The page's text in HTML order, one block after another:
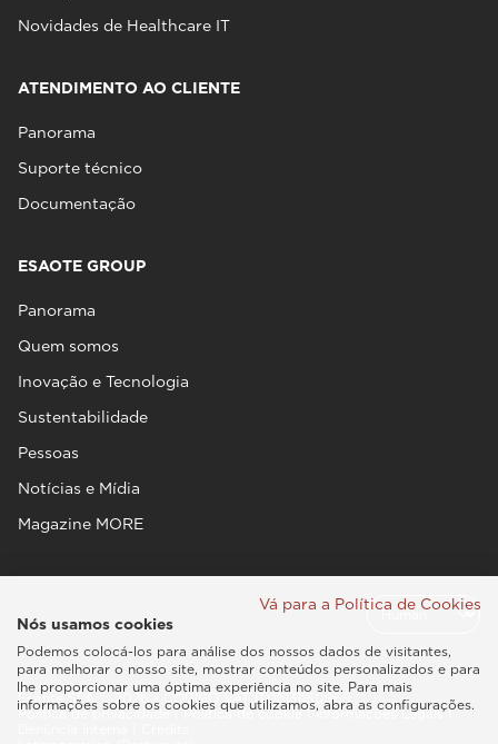
Novidades de Healthcare IT
ATENDIMENTO AO CLIENTE
Panorama
Suporte técnico
Documentação
ESAOTE GROUP
Panorama
Quem somos
Inovação e Tecnologia
Sustentabilidade
Pessoas
Notícias e Mídia
Magazine MORE
Esaote SPA © 2026 - CÓDIGO VAT IT05131180969
Política de privacidade|Política de cookie|Informações Legais|
Vá para a Política de Cookies
Nós usamos cookies
Podemos colocá-los para análise dos nossos dados de visitantes,
para melhorar o nosso site, mostrar conteúdos personalizados e para
lhe proporcionar uma óptima experiência no site. Para mais
informações sobre os cookies que utilizamos, abra as configurações.